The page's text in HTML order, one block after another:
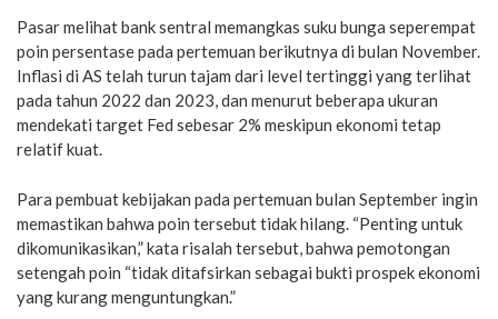
Pasar melihat bank sentral memangkas suku bunga seperempat
poin persentase pada pertemuan berikutnya di bulan November.
Inflasi di AS telah turun tajam dari level tertinggi yang terlihat
pada tahun 2022 dan 2023, dan menurut beberapa ukuran
mendekati target Fed sebesar 2% meskipun ekonomi tetap
relatif kuat.
Para pembuat kebijakan pada pertemuan bulan September ingin
memastikan bahwa poin tersebut tidak hilang. “Penting untuk
dikomunikasikan,” kata risalah tersebut, bahwa pemotongan
setengah poin “tidak ditafsirkan sebagai bukti prospek ekonomi
yang kurang menguntungkan.”